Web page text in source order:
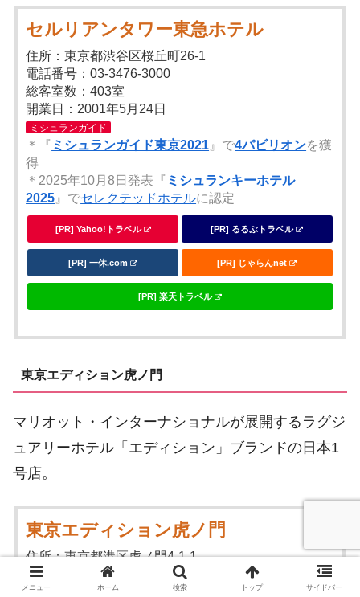
セルリアンタワー東急ホテル
住所：東京都渋谷区桜丘町26-1
電話番号：03-3476-3000
総客室数：403室
開業日：2001年5月24日
ミシュランガイド
＊『 ミシュランガイド東京2021 』で4パビリオンを獲
得
＊2025年10月8日発表『 ミシュランキーホテル
2025 』でセレクテッドホテルに認定
[PR] Yahoo!トラベル [PR] るるぶトラベル
[PR] 一休.com [PR] じゃらんnet
[PR] 楽天トラベル
東京エディション虎ノ門
マリオット・インターナショナルが展開するラグジ
ュアリーホテル「エディション」ブランドの日本1
号店。
東京エディション虎ノ門
住所：東京都港区虎ノ門4-1-1
電話番号：03-5422-1600
総客室数：206室
メニュー ホーム 検索 トップ サイドバー